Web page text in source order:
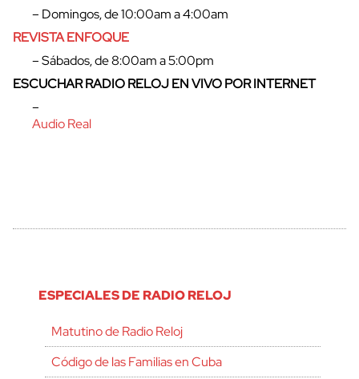
– Domingos, de 10:00am a 4:00am
REVISTA ENFOQUE
– Sábados, de 8:00am a 5:00pm
ESCUCHAR RADIO RELOJ EN VIVO POR INTERNET
–
Audio Real
ESPECIALES DE RADIO RELOJ
Matutino de Radio Reloj
Código de las Familias en Cuba